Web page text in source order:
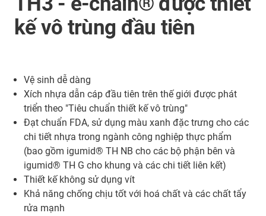
kế vô trùng đầu tiên
Vệ sinh dễ dàng
Xích nhựa dẫn cáp đầu tiên trên thế giới được phát
triển theo "Tiêu chuẩn thiết kế vô trùng"
Đạt chuẩn FDA, sử dụng màu xanh đặc trưng cho các
chi tiết nhựa trong ngành công nghiệp thực phẩm
(bao gồm igumid® TH NB cho các bộ phận bên và
igumid® TH G cho khung và các chi tiết liên kết)
Thiết kế không sử dụng vít
Khả năng chống chịu tốt với hoá chất và các chất tẩy
rửa mạnh